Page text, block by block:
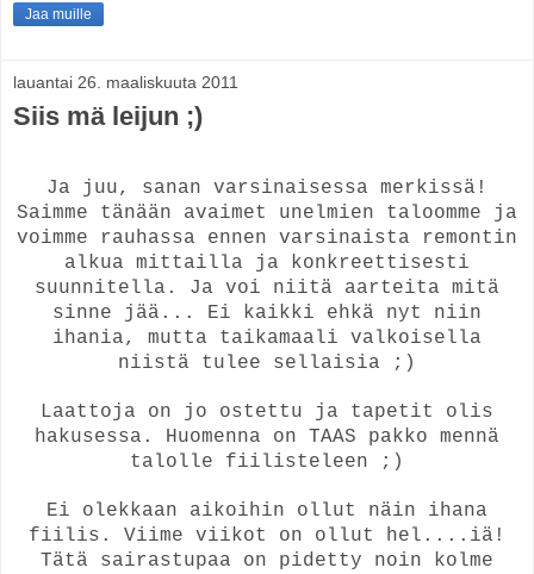
Jaa muille
lauantai 26. maaliskuuta 2011
Siis mä leijun ;)
Ja juu, sanan varsinaisessa merkissä!
Saimme tänään avaimet unelmien taloomme ja
voimme rauhassa ennen varsinaista remontin
alkua mittailla ja konkreettisesti
suunnitella. Ja voi niitä aarteita mitä
sinne jää... Ei kaikki ehkä nyt niin
ihania, mutta taikamaali valkoisella
niistä tulee sellaisia ;)
Laattoja on jo ostettu ja tapetit olis
hakusessa. Huomenna on TAAS pakko mennä
talolle fiilisteleen ;)
Ei olekkaan aikoihin ollut näin ihana
fiilis. Viime viikot on ollut hel....iä!
Tätä sairastupaa on pidetty noin kolme